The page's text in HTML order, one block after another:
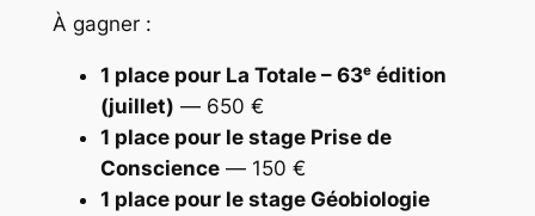
À gagner :
1 place pour La Totale – 63ᵉ édition
(juillet) — 650 €
1 place pour le stage Prise de
Conscience— 150 €
1 place pour le stage Géobiologie